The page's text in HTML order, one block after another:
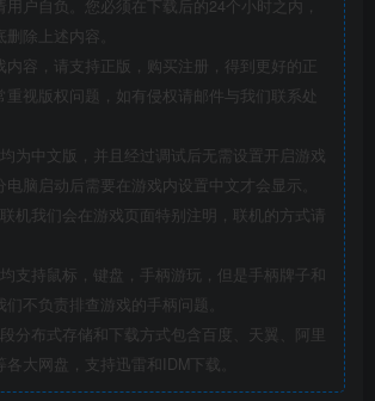
户自负。您必须在下载后的24个小时之内，
除上述内容。
内容，请支持正版，购买注册，得到更好的正
重视版权问题，如有侵权请邮件与我们联系处
为中文版，并且经过调试后无需设置开启游戏
脑启动后需要在游戏内设置中文才会显示。
机我们会在游戏页面特别注明，联机的方式请
支持鼠标，键盘，手柄游玩，但是手柄牌子和
不负责排查游戏的手柄问题。
分布式存储和下载方式包含百度、天翼、阿里
大网盘，支持迅雷和IDM下载。